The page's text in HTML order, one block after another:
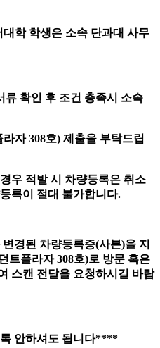
대학 학생은 소속 단과대 사무
류 확인 후 조건 충족시
소속
라자308호) 제출을 부탁드립
우 적발 시 차량등록은 취소
록이 절대 불가합니다.
변경된 차량등록증(사본)을 지
트플라자308호)로 방문 혹은
스캔 전달을 요청하시길 바랍
안하셔도 됩니다****